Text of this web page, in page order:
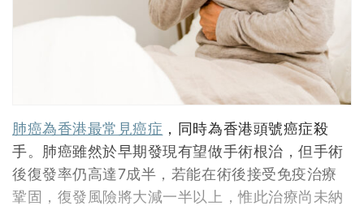
肺癌為香港最常見癌症 ，同時為香港頭號癌症殺
手。肺癌雖然於早期發現有望做手術根治，但手術
後復發率仍高達7成半，若能在術後接受免疫治療
鞏固，復發風險將大減一半以上，惟此治療尚未納